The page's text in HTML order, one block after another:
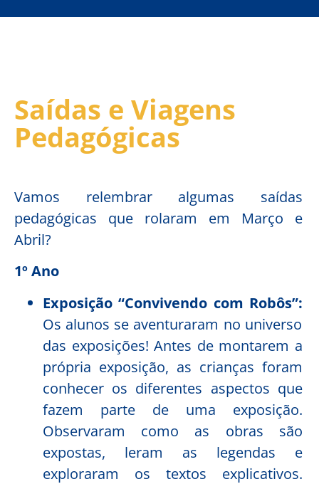
Saídas e Viagens
Pedagógicas
Vamos relembrar algumas saídas
pedagógicas que rolaram em Março e
Abril?
1º Ano
Exposição “Convivendo com Robôs”:
Os alunos se aventuraram no universo
das exposições! Antes de montarem a
própria exposição, as crianças foram
conhecer os diferentes aspectos que
fazem parte de uma exposição.
Observaram como as obras são
expostas, leram as legendas e
exploraram os textos explicativos.